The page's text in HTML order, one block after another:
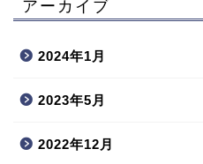
アーカイブ
2024年1月
2023年5月
2022年12月